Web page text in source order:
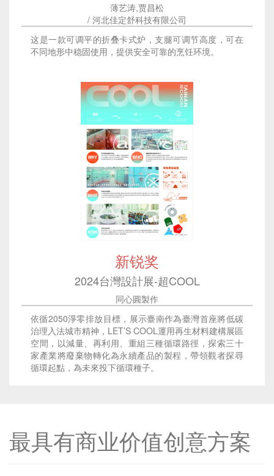
薄艺涛,贾昌松
/ 河北佳定舒科技有限公司
这是一款可调平的折叠卡式炉，支腿可调节高度，可在
不同地形中稳固使用，提供安全可靠的烹饪环境。
新锐奖
2024台灣設計展-超COOL
同心圓製作
依循2050淨零排放目標，展示臺南作為臺灣首座將低碳
治理入法城市精神，LET’S COOL運用再生材料建構展區
空間，以減量、再利用、重組三種循環路徑，探索三十
家產業將廢棄物轉化為永續產品的製程，帶領觀者探尋
循環起點，為未來投下循環種子。
最具有商业价值创意方案